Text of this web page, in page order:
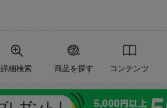
詳細検索 商品を探す コンテンツ